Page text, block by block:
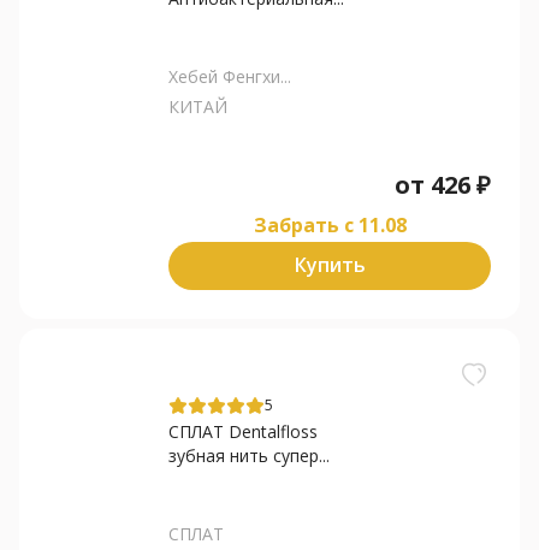
Хебей Фенгхи...
КИТАЙ
от 426₽
Забрать c 11.08
Купить
5
СПЛАТ Dentalfloss
зубная нить супер...
СПЛАТ